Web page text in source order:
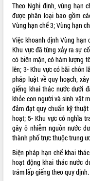
THÔNG TIN CHỈ ĐẠO ĐIỀU HÀNH
HỆ THỐNG VĂN BẢN
VĂN BẢN HĐND TỈNH
ĐIỂM TIN VĂN BẢN
QUY HOẠCH - KẾ HOẠCH
Theo Nghị định, vùng hạn
được phân loại bao gồm
Vùng hạn chế 3; Vùng hạn
Việc khoanh định Vùng hạn
Khu vực đã từng xảy ra sự
có biên mặn, có hàm lượng
lên; 3- Khu vực có bãi chôn
pháp luật về quy hoạch,
giếng khai thác nước dưới
khỏe con người và sinh vật
đảm đạt quy chuẩn kỹ
hoạt; 5- Khu vực có nghĩa
gây ô nhiễm nguồn nước
thành phố trực thuộc trung
Biện pháp hạn chế khai
hoạt động khai thác nước
trám lấp giếng theo quy định.